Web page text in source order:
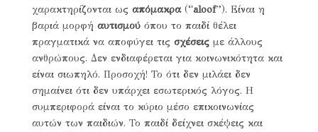
χαρακτηρίζονται ως απόμακρα(“aloof”). Είναι η
βαριά μορφή αυτισμούόπου το παιδί θέλει
πραγματικά να αποφύγει τις σχέσειςμε άλλους
ανθρώπους. Δεν ενδιαφέρεται για κοινωνικότητα και
είναι σιωπηλό. Προσοχή! Το ότι δεν μιλάει δεν
σημαίνει ότι δεν υπάρχει εσωτερικός λόγος. Η
συμπεριφορά είναι το κύριο μέσο επικοινωνίας
αυτών των παιδιών. Το παιδί δείχνει σκέψεις και